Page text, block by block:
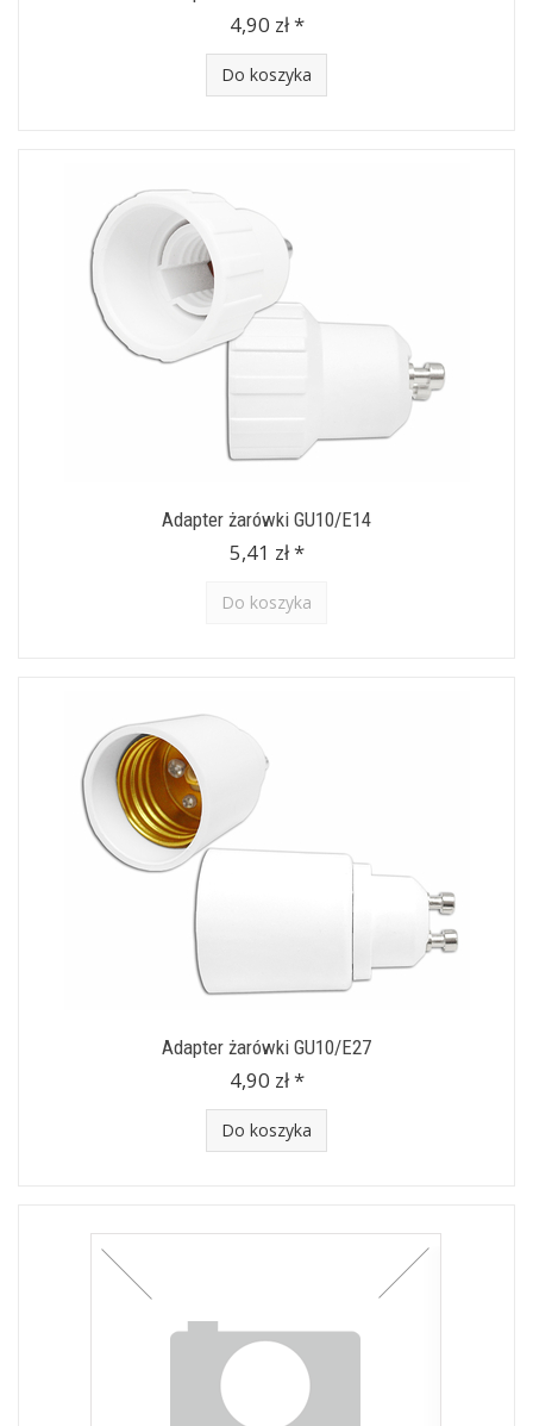
4,90 zł *
Do koszyka
Adapter żarówki GU10/E14
5,41 zł *
Do koszyka
Adapter żarówki GU10/E27
4,90 zł *
Do koszyka